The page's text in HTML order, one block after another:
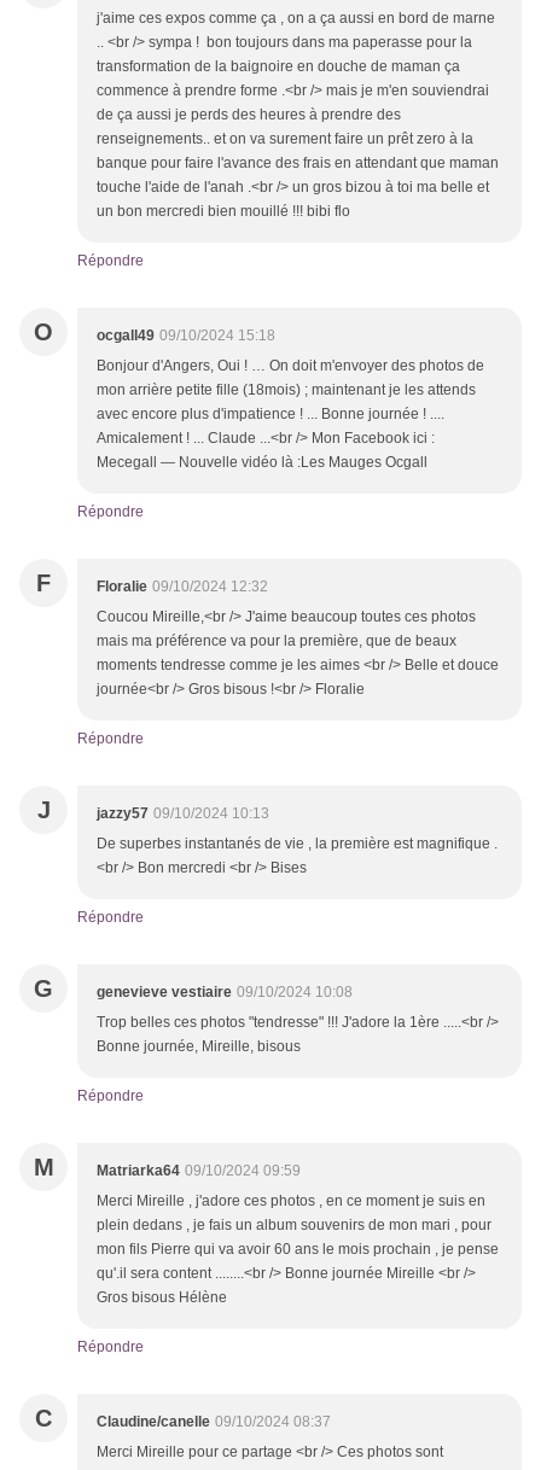
j'aime ces expos comme ça , on a ça aussi en bord de marne
.. <br /> sympa ! bon toujours dans ma paperasse pour la
transformation de la baignoire en douche de maman ça
commence à prendre forme .<br /> mais je m'en souviendrai
de ça aussi je perds des heures à prendre des
renseignements.. et on va surement faire un prêt zero à la
banque pour faire l'avance des frais en attendant que maman
touche l'aide de l'anah .<br /> un gros bizou à toi ma belle et
un bon mercredi bien mouillé !!! bibi flo
Répondre
O ocgall49 09/10/2024 15:18
Bonjour d'Angers, Oui ! … On doit m'envoyer des photos de
mon arrière petite fille (18mois) ; maintenant je les attends
avec encore plus d'impatience ! ... Bonne journée ! ....
Amicalement ! ... Claude ...<br /> Mon Facebook ici :
Mecegall — Nouvelle vidéo là :Les Mauges Ocgall
Répondre
F Floralie 09/10/2024 12:32
Coucou Mireille,<br /> J'aime beaucoup toutes ces photos
mais ma préférence va pour la première, que de beaux
moments tendresse comme je les aimes <br /> Belle et douce
journée<br /> Gros bisous !<br /> Floralie
Répondre
J jazzy57 09/10/2024 10:13
De superbes instantanés de vie , la première est magnifique .
<br /> Bon mercredi <br /> Bises
Répondre
G genevieve vestiaire 09/10/2024 10:08
Trop belles ces photos "tendresse" !!! J'adore la 1ère .....<br />
Bonne journée, Mireille, bisous
Répondre
M Matriarka64 09/10/2024 09:59
Merci Mireille , j'adore ces photos , en ce moment je suis en
plein dedans , je fais un album souvenirs de mon mari , pour
mon fils Pierre qui va avoir 60 ans le mois prochain , je pense
qu'.il sera content ........<br /> Bonne journée Mireille <br />
Gros bisous Hélène
Répondre
C Claudine/canelle 09/10/2024 08:37
Merci Mireille pour ce partage <br /> Ces photos sont